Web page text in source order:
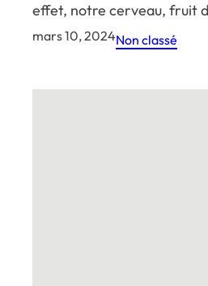
effet, notre cerveau, fruit
mars 10, 2024Non classé